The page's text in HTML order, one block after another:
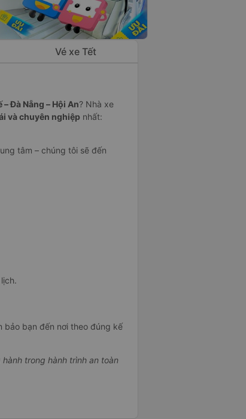
Vé xe Tết
– Đà Nẵng – Hội An? Nhà xe
và chuyên nghiệp nhất:
tâm – chúng tôi sẽ đến
bảo bạn đến nơi theo đúng kế
trong hành trình an toàn